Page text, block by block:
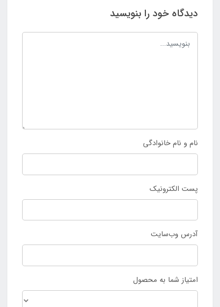
دیدگاه خود را بنویسید
نام و نام خانوادگی
پست الکترونیک
آدرس وب‌سایت
امتیاز شما به محصول